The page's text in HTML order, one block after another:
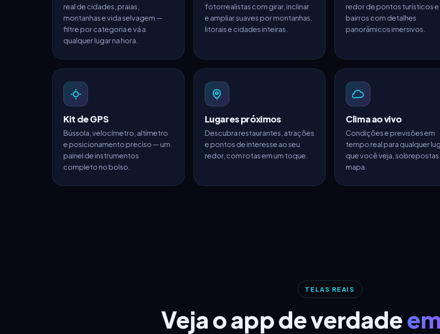
real de cidades, praias,
montanhas e vida selvagem —
filtre por categoria e vá a
qualquer lugar na hora.
fotorrealistas com girar, inclinar
e ampliar suaves por montanhas,
litorais e cidades inteiras.
redor de pontos turísticos e
bairros com detalhes
panorâmicos imersivos.
Kit de GPS
Bússola, velocímetro, altímetro
e posicionamento preciso — um
painel de instrumentos
completo no bolso.
Lugares próximos
Descubra restaurantes, atrações
e pontos de interesse ao seu
redor, com rotas em um toque.
Clima ao vivo
Condições e previsões em
tempo real para qualquer
que você veja, sobrepostas
mapa.
TELAS REAIS
Veja o app de verdade